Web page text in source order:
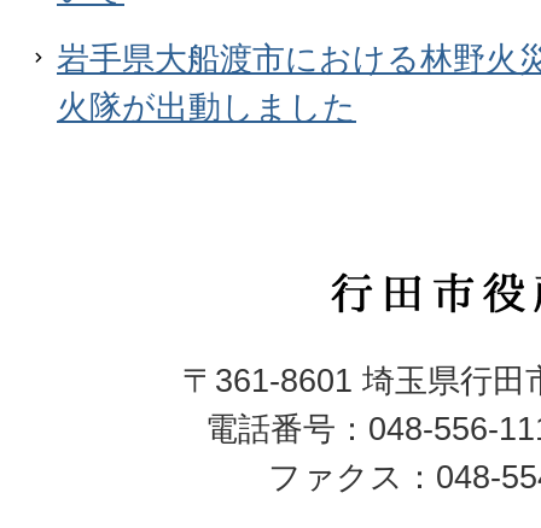
岩手県大船渡市における林野火
火隊が出動しました
行
市
役
所
〒361-8601 埼玉県行田
電話番号：048-556-
ファクス：048-